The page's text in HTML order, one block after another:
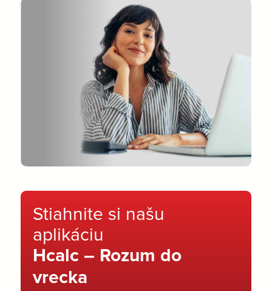
Stiahnite si našu
aplikáciu
Hcalc – Rozum do
vrecka